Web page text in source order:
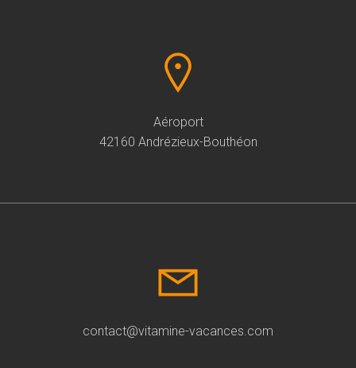
Aéroport
42160 Andrézieux-Bouthéon
contact@vitamine-vacances.com